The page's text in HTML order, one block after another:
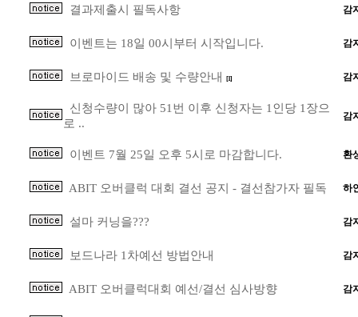
결과제출시 필독사항 감
이벤트는 18일 00시부터 시작입니다. 감
브로마이드 배송 및 수량안내 [1] 감
신청수량이 많아 51번 이후 신청자는 1인당 1장으
로 ..
감
이벤트 7월 25일 오후 5시로 마감합니다. 환
ABIT 오버클럭 대회 결선 공지 - 결선참가자 필독 하
설마 커닝을??? 감
보드나라 1차예선 방법안내 감
ABIT 오버클럭대회 예선/결선 심사방향 감